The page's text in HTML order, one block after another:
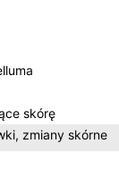
skórę
zmiany skórne